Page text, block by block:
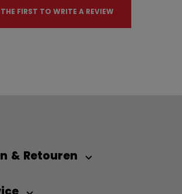
THE FIRST TO WRITE A REVIEW
& Retouren